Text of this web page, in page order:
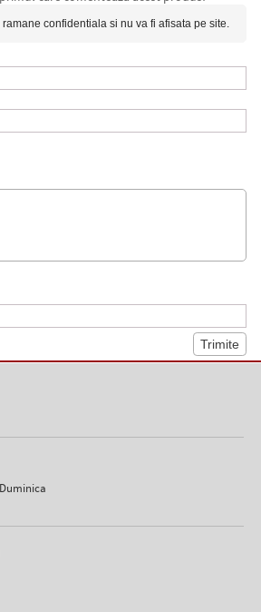
confidentiala si nu va fi afisata pe site.